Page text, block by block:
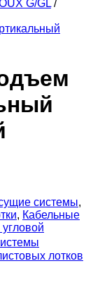
G/GL /
системы,
, Кабельные
лотков